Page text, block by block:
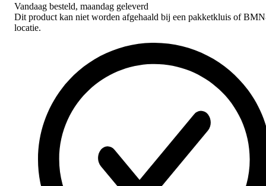
Vandaag besteld, maandag geleverd
Dit product kan niet worden afgehaald bij een pakketkluis of
locatie.